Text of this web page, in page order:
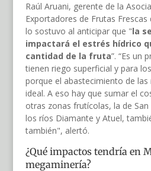
Raúl Aruani, gerente de la
Exportadores de Frutas
lo sostuvo al anticipar que "la
impactará el estrés hídrico
cantidad de la fruta”. “Es un
tienen riego superficial y para
porque el abastecimiento de
ideal. A eso hay que sumar el
otras zonas frutícolas, la de
los ríos Diamante y Atuel,
también", alertó.
¿Qué impactos tendría en
megaminería?